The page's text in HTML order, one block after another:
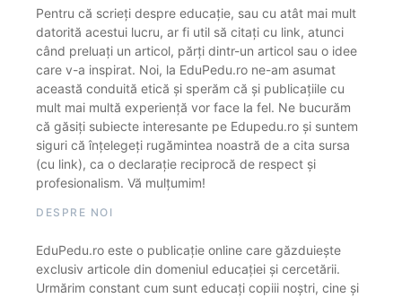
Pentru că scrieți despre educație, sau cu atât mai mult
datorită acestui lucru, ar fi util să citați cu link, atunci
când preluați un articol, părți dintr-un articol sau o idee
care v-a inspirat. Noi, la EduPedu.ro ne-am asumat
această conduită etică și sperăm că și publicațiile cu
mult mai multă experiență vor face la fel. Ne bucurăm
că găsiți subiecte interesante pe Edupedu.ro și suntem
siguri că înțelegeți rugămintea noastră de a cita sursa
(cu link), ca o declarație reciprocă de respect și
profesionalism. Vă mulțumim!
DESPRE NOI
EduPedu.ro este o publicație online care găzduiește
exclusiv articole din domeniul educației și cercetării.
Urmărim constant cum sunt educați copiii noștri, cine și